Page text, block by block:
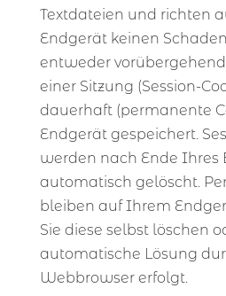
Textdateien und richten
Endgerät keinen
entweder
einer Sitzung (Session-
dauerhaft (permanente
Endgerät gespeichert.
werden nach Ende Ihres
automatisch gelöscht.
bleiben auf Ihrem
Sie diese selbst löschen
automatische Lösung
Webbrowser erfolgt.